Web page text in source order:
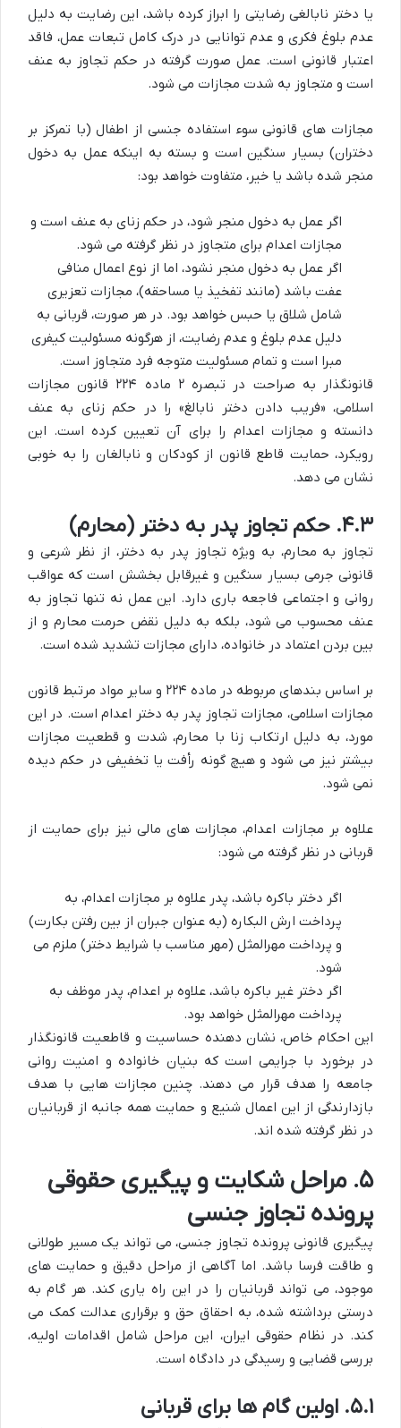
یا دختر نابالغی رضایتی را ابراز کرده باشد، این رضایت به دلیل
عدم بلوغ فکری و عدم توانایی در درک کامل تبعات عمل، فاقد
اعتبار قانونی است. عمل صورت گرفته در حکم تجاوز به عنف
است و متجاوز به شدت مجازات می شود.
مجازات های قانونی سوء استفاده جنسی از اطفال (با تمرکز بر
دختران) بسیار سنگین است و بسته به اینکه عمل به دخول
منجر شده باشد یا خیر، متفاوت خواهد بود:
اگر عمل به دخول منجر شود، در حکم زنای به عنف است و
مجازات اعدام برای متجاوز در نظر گرفته می شود.
اگر عمل به دخول منجر نشود، اما از نوع اعمال منافی
عفت باشد (مانند تفخیذ یا مساحقه)، مجازات تعزیری
شامل شلاق یا حبس خواهد بود. در هر صورت، قربانی به
دلیل عدم بلوغ و عدم رضایت، از هرگونه مسئولیت کیفری
مبرا است و تمام مسئولیت متوجه فرد متجاوز است.
قانونگذار به صراحت در تبصره ۲ ماده ۲۲۴ قانون مجازات
اسلامی، «فریب دادن دختر نابالغ» را در حکم زنای به عنف
دانسته و مجازات اعدام را برای آن تعیین کرده است. این
رویکرد، حمایت قاطع قانون از کودکان و نابالغان را به خوبی
نشان می دهد.
۴.۳. حکم تجاوز پدر به دختر (محارم)
تجاوز به محارم، به ویژه تجاوز پدر به دختر، از نظر شرعی و
قانونی جرمی بسیار سنگین و غیرقابل بخشش است که عواقب
روانی و اجتماعی فاجعه باری دارد. این عمل نه تنها تجاوز به
عنف محسوب می شود، بلکه به دلیل نقض حرمت محارم و از
بین بردن اعتماد در خانواده، دارای مجازات تشدید شده است.
بر اساس بندهای مربوطه در ماده ۲۲۴ و سایر مواد مرتبط قانون
مجازات اسلامی، مجازات تجاوز پدر به دختر اعداماست. در این
مورد، به دلیل ارتکاب زنا با محارم، شدت و قطعیت مجازات
بیشتر نیز می شود و هیچ گونه رأفت یا تخفیفی در حکم دیده
نمی شود.
علاوه بر مجازات اعدام، مجازات های مالی نیز برای حمایت از
قربانی در نظر گرفته می شود:
اگر دختر باکره باشد، پدر علاوه بر مجازات اعدام، به
پرداخت ارش البکاره (به عنوان جبران از بین رفتن بکارت)
و پرداخت مهرالمثل (مهر مناسب با شرایط دختر) ملزم می
شود.
اگر دختر غیر باکره باشد، علاوه بر اعدام، پدر موظف به
پرداخت مهرالمثل خواهد بود.
این احکام خاص، نشان دهنده حساسیت و قاطعیت قانونگذار
در برخورد با جرایمی است که بنیان خانواده و امنیت روانی
جامعه را هدف قرار می دهند. چنین مجازات هایی با هدف
بازدارندگی از این اعمال شنیع و حمایت همه جانبه از قربانیان
در نظر گرفته شده اند.
۵. مراحل شکایت و پیگیری حقوقی
پرونده تجاوز جنسی
پیگیری قانونی پرونده تجاوز جنسی، می تواند یک مسیر طولانی
و طاقت فرسا باشد. اما آگاهی از مراحل دقیق و حمایت های
موجود، می تواند قربانیان را در این راه یاری کند. هر گام به
درستی برداشته شده، به احقاق حق و برقراری عدالت کمک می
کند. در نظام حقوقی ایران، این مراحل شامل اقدامات اولیه،
بررسی قضایی و رسیدگی در دادگاه است.
۵.۱. اولین گام ها برای قربانی